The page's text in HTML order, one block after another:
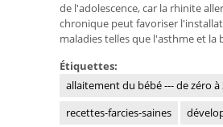
de l'adolescence, car la rhinite
chronique peut favoriser
maladies telles que l'asthme et la
Étiquettes:
allaitement du bébé --- de zéro à
recettes-farcies-saines